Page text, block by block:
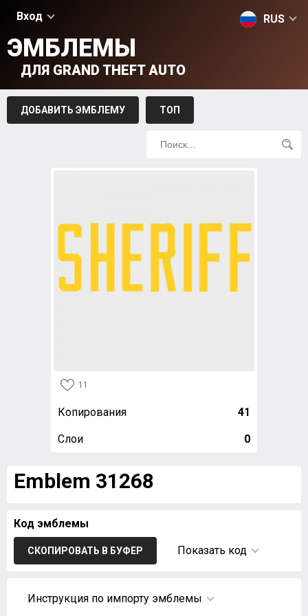
Вход RUS
ЭМБЛЕМЫ
ДЛЯ GRAND THEFT AUTO
ДОБАВИТЬ ЭМБЛЕМУ ТОП
11
Копирования 41
Слои 0
Emblem 31268
Код эмблемы
СКОПИРОВАТЬ В БУФЕР Показать код
Инструкция по импорту эмблемы